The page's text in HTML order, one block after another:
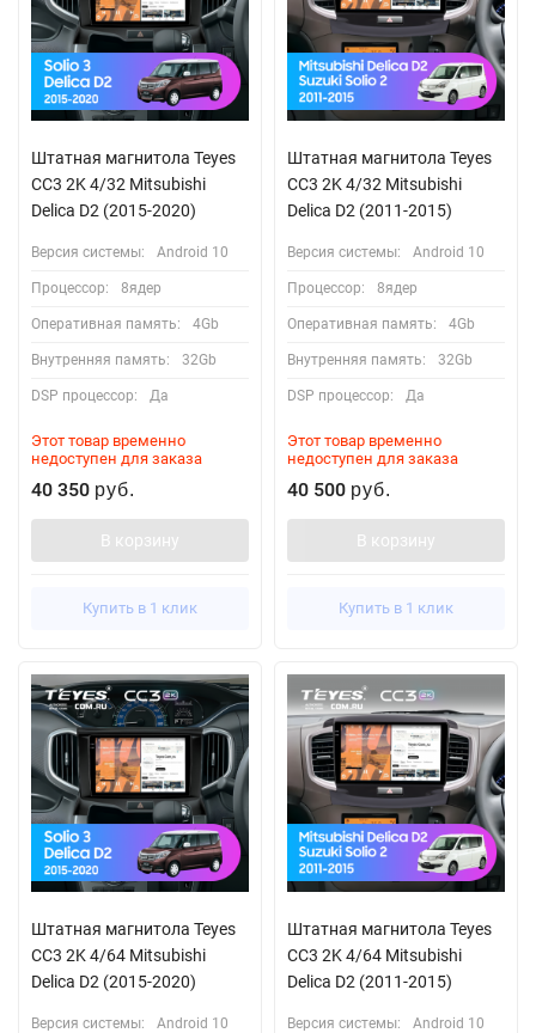
Штатная магнитола Teyes
CC3 2K 4/32 Mitsubishi
Delica D2 (2015-2020)
Версия системы: Android 10
Процессор: 8ядер
Оперативная память: 4Gb
Внутренняя память: 32Gb
DSP процессор: Да
Этот товар временно
недоступен для заказа
40 350 руб.
В корзину
Купить в 1 клик
Штатная магнитола Teyes
CC3 2K 4/32 Mitsubishi
Delica D2 (2011-2015)
Версия системы: Android 10
Процессор: 8ядер
Оперативная память: 4Gb
Внутренняя память: 32Gb
DSP процессор: Да
Этот товар временно
недоступен для заказа
40 500 руб.
В корзину
Купить в 1 клик
Штатная магнитола Teyes
CC3 2K 4/64 Mitsubishi
Delica D2 (2015-2020)
Версия системы: Android 10
Штатная магнитола Teyes
CC3 2K 4/64 Mitsubishi
Delica D2 (2011-2015)
Версия системы: Android 10